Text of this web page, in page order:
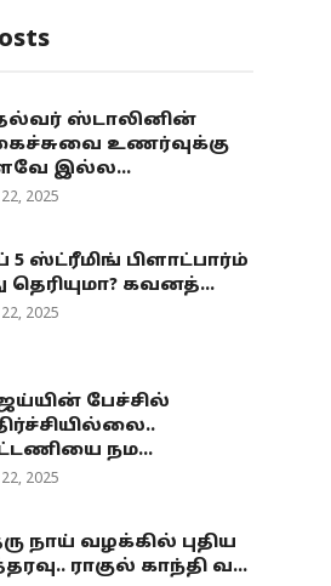
ஸ்டாலினின்
உணர்வுக்கு
இல்ல...
2025
5 ஸ்ட்ரீமிங் பிளாட்பார்ம்
தெரியுமா? கவனத்...
2025
பேச்சில்
நம...
2025
நாய் வழக்கில் புதிய
ராகுல் காந்தி வ...